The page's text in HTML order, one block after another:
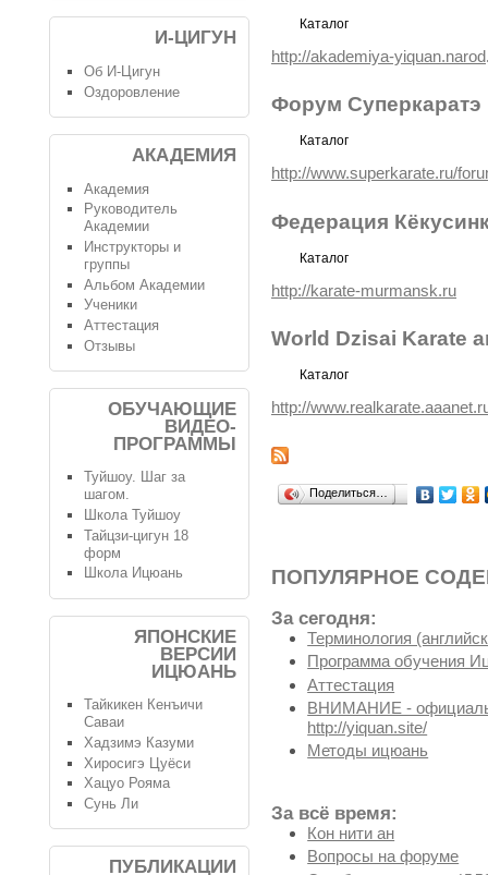
Каталог
http://akademiya-yiquan.narod
Форум Суперкаратэ
Каталог
http://www.superkarate.ru/
Федерация
Каталог
http://karate-murmansk.ru
World Dzisai Karate
Каталог
http://
Поделиться…
ПОПУЛЯРНОЕ
За сегодня:
Терминология
Программа обучения
Аттестация
ВНИМАНИЕ -
http://yiquan.site/
Методы ицюань
За всё время:
Кон нити ан
Вопросы на форуме
И-ЦИГУН
Об И-Цигун
Оздоровление
АКАДЕМИЯ
Академия
Руководитель
Академии
Инструкторы и
группы
Альбом Академии
Ученики
Аттестация
Отзывы
ОБУЧАЮЩИЕ
ВИДЕО-
ПРОГРАММЫ
Туйшоу. Шаг за
шагом.
Школа Туйшоу
Тайцзи-цигун 18
форм
Школа Ицюань
ЯПОНСКИЕ
ВЕРСИИ
ИЦЮАНЬ
Тайкикен Кенъичи
Саваи
Хадзимэ Казуми
Хиросигэ Цуёси
Хацуо Рояма
Сунь Ли
ПУБЛИКАЦИИ